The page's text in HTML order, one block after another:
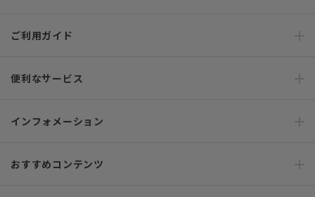
ご利用ガイド
便利なサービス
インフォメーション
おすすめコンテンツ